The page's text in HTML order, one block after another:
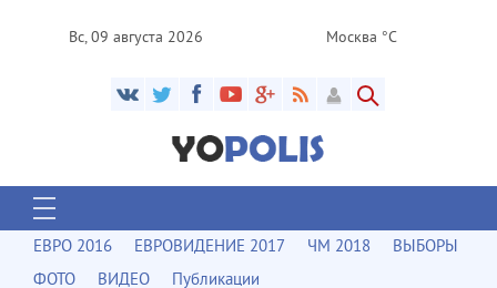
Вс, 09 августа 2026 Москва °C
ЕВРО 2016 ЕВРОВИДЕНИЕ 2017 ЧМ 2018
ВЫБОРЫ
ФОТО
ВИДЕО Публикации